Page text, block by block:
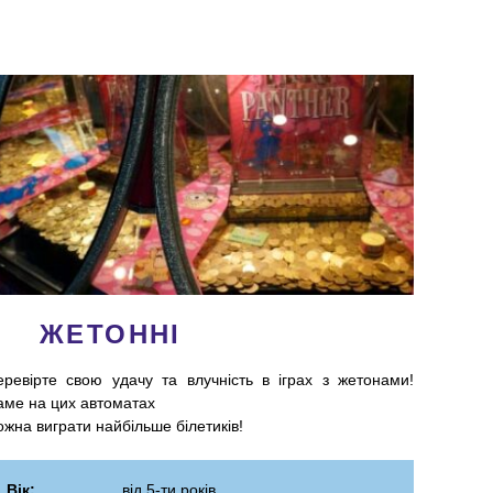
ЖЕТОННІ
свою удачу та влучність в іграх з жетонами!
на цих автоматах
виграти найбільше білетиків!
Вік: від 5-ти років